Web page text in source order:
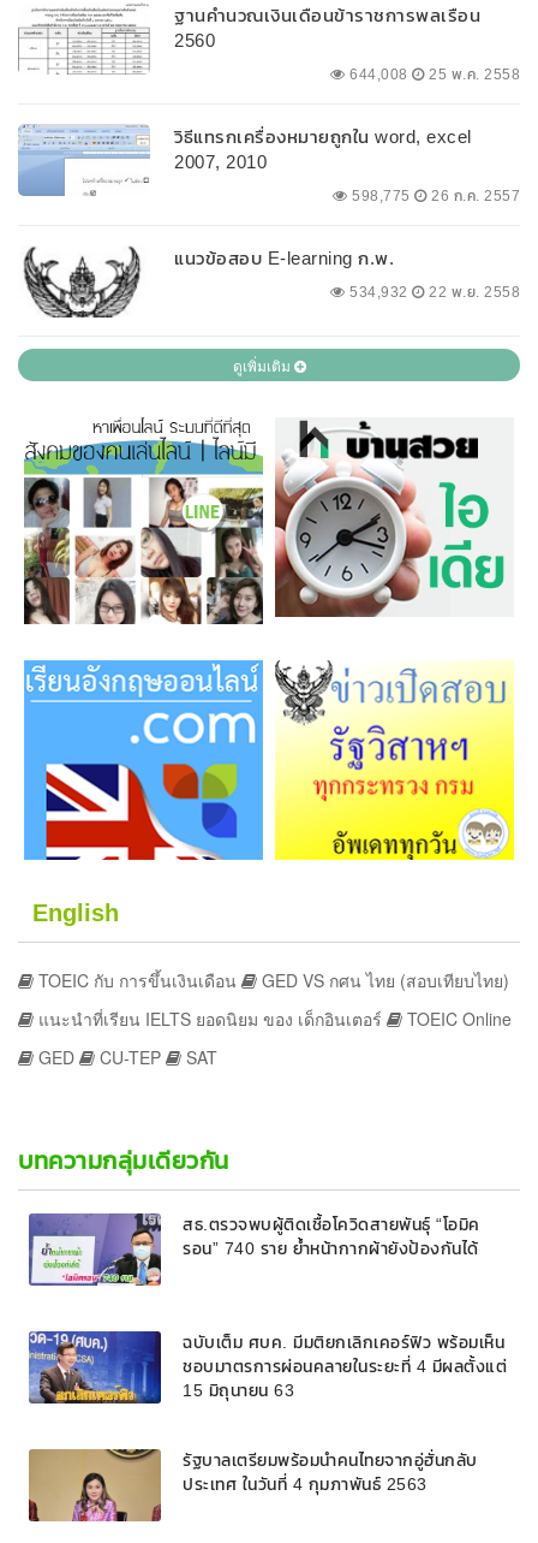
ฐานคำนวณเงินเดือนข้าราชการพลเรือน
2560
644,008 25 พ.ค. 2558
วิธีแทรกเครื่องหมายถูกใน word, excel
2007, 2010
598,775 26 ก.ค. 2557
แนวข้อสอบ E-learning ก.พ.
534,932 22 พ.ย. 2558
ดูเพิ่มเติม
English
TOEIC กับ การขึ้นเงินเดือน
GED VS กศน ไทย (สอบเทียบไทย)
แนะนำที่เรียน IELTS ยอดนิยม ของ เด็กอินเตอร์
TOEIC Online
GED
CU-TEP SAT
บทความกลุ่มเดียวกัน
สธ.ตรวจพบผู้ติดเชื้อโควิดสายพันธุ์ “โอมิค
รอน” 740 ราย ย้ำหน้ากากผ้ายังป้องกันได้
ฉบับเต็ม ศบค. มีมติยกเลิกเคอร์ฟิว พร้อมเห็น
ชอบมาตรการผ่อนคลายในระยะที่ 4 มีผลตั้งแต่
15 มิถุนายน 63
รัฐบาลเตรียมพร้อมนำคนไทยจากอู่ฮั่นกลับ
ประเทศ ในวันที่ 4 กุมภาพันธ์ 2563